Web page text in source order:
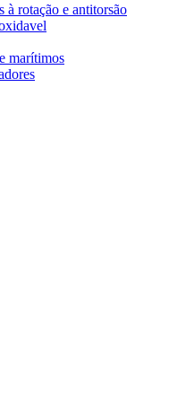
à rotação e antitorsão
marítimos